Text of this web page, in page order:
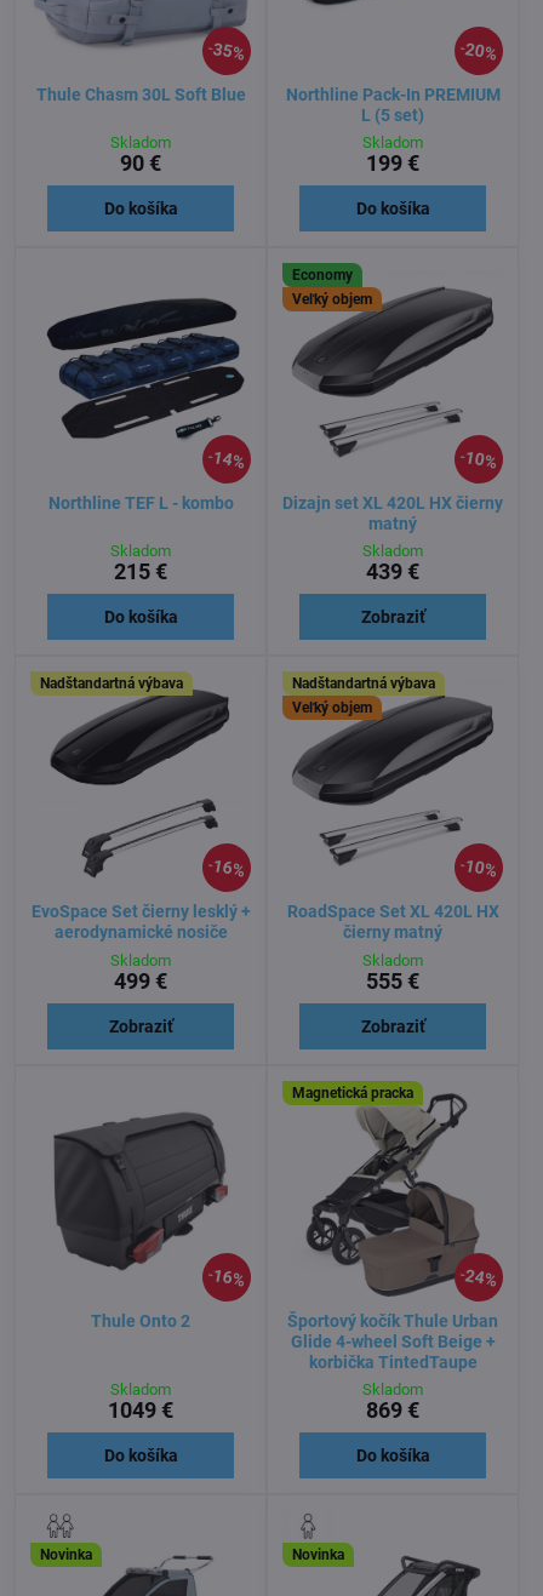
35%
Thule Chasm 30L Soft Blue
Skladom
90 €
Do košíka
20%
Northline Pack-In PREMIUM
L (5 set)
Skladom
199 €
Do košíka
14%
Northline TEF L - kombo
Skladom
215 €
Do košíka
10%
Economy
Veľký objem
Dizajn set XL 420L HX čierny
matný
Skladom
439 €
Zobraziť
16%
Nadštandartná výbava
EvoSpace Set čierny lesklý +
aerodynamické nosiče
Skladom
499 €
Zobraziť
10%
Nadštandartná výbava
Veľký objem
RoadSpace Set XL 420L HX
čierny matný
Skladom
555 €
Zobraziť
16%
Thule Onto 2
Skladom
1049 €
Do košíka
24%
Magnetická pracka
Športový kočík Thule Urban
Glide 4-wheel Soft Beige +
korbička TintedTaupe
Skladom
869 €
Do košíka
Novinka Novinka